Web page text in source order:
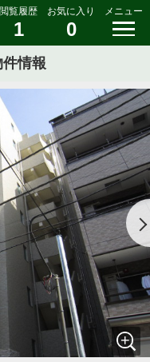
閲覧履歴
1
お気に入り
0
メニュー
情報